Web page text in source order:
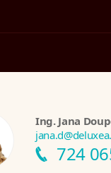
Ing. Jana
724